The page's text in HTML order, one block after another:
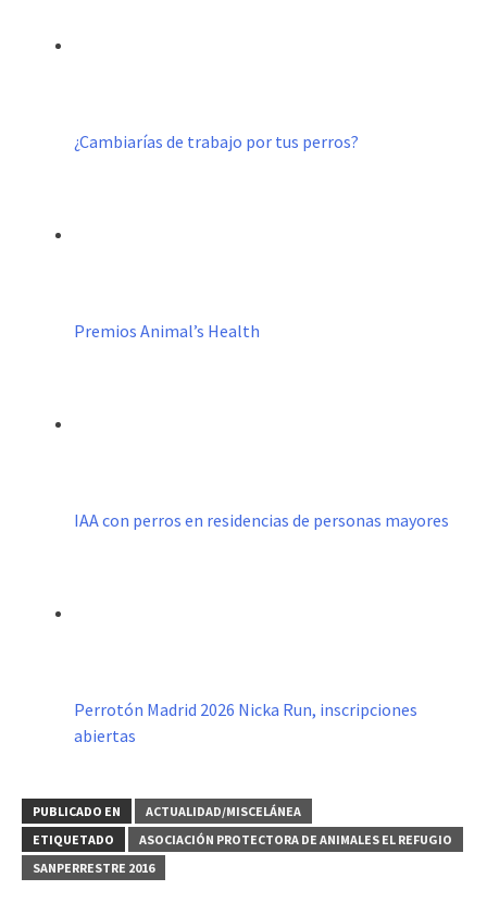
¿Cambiarías de trabajo por tus perros?
Premios Animal’s Health
IAA con perros en residencias de personas mayores
Perrotón Madrid 2026 Nicka Run, inscripciones
abiertas
PUBLICADO EN
ACTUALIDAD/MISCELÁNEA
ETIQUETADO
ASOCIACIÓN PROTECTORA DE ANIMALES EL REFUGIO
SANPERRESTRE 2016